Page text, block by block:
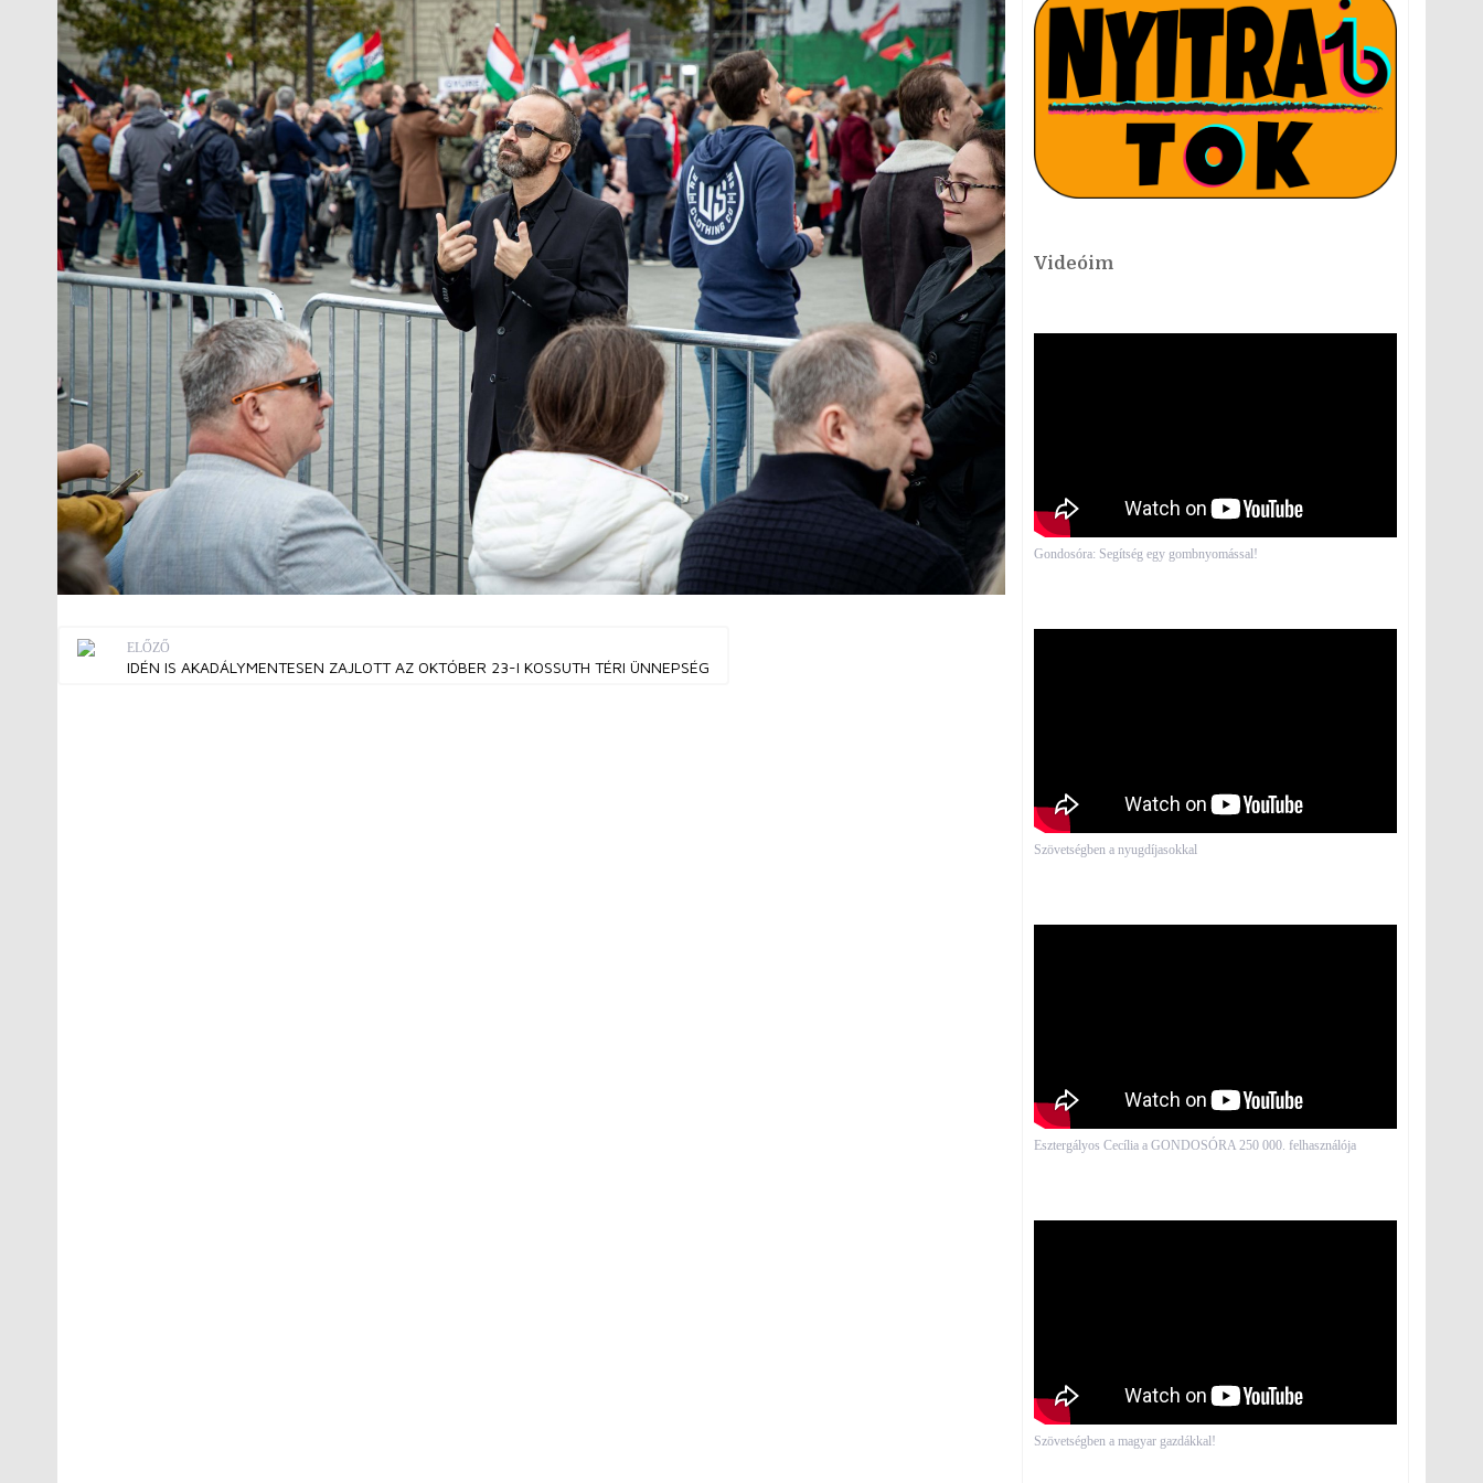
ELŐZŐ
IDÉN IS AKADÁLYMENTESEN ZAJLOTT AZ OKTÓBER 23-I KOSSUTH TÉRI ÜNNEPSÉG
Videóim
Gondosóra: Segítség egy gombnyomással!
Szövetségben a nyugdíjasokkal
Esztergályos Cecília a GONDOSÓRA 250 000. felhasználója
Szövetségben a magyar gazdákkal!